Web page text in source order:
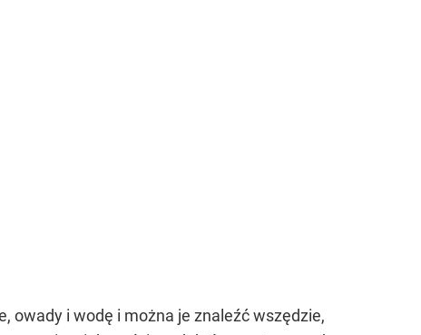
owady i wodę i można je znaleźć wszędzie,